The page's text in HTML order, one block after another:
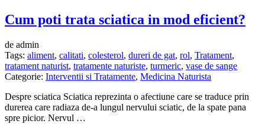
Cum poti trata sciatica in mod eficient?
de admin
Tags: aliment, calitati, colesterol, dureri de gat, rol, Tratament,
tratament naturist, tratamente naturiste, turmeric, vase de sange
Categorie: Interventii si Tratamente, Medicina Naturista
Despre sciatica Sciatica reprezinta o afectiune care se traduce prin
durerea care radiaza de-a lungul nervului sciatic, de la spate pana
spre picior. Nervul …